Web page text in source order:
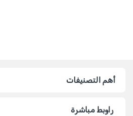
أهم التصنيفات
راوبط مباشرة